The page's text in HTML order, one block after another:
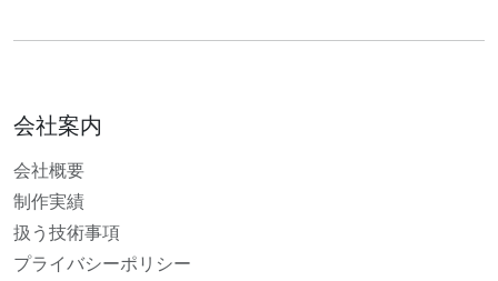
会社案内
会社概要
制作実績
扱う技術事項
プライバシーポリシー